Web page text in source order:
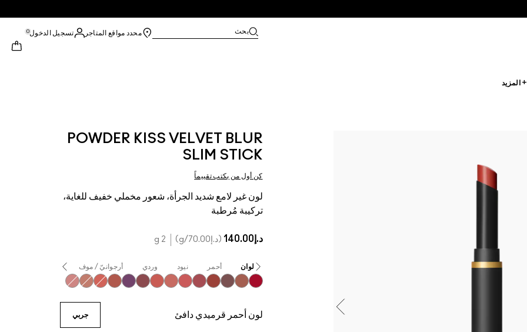
بحث محدد مواقع المتاجر تسجيل الدخول0
المزيد
POWDER KISS VELVET BLUR
SLIM STICK
كن أول من يكتب تقييماً
لون غير لامع شديد الجرأة، شعور مخملي خفيف للغاية،
تركيبة مُرطبة
د.إ140.00 د.إ70.00 /g
2 g
جميع درجات الألوان أحمر نيود وردي أرجوانيّ / موف
لون أحمر قرميدي دافئ جربي